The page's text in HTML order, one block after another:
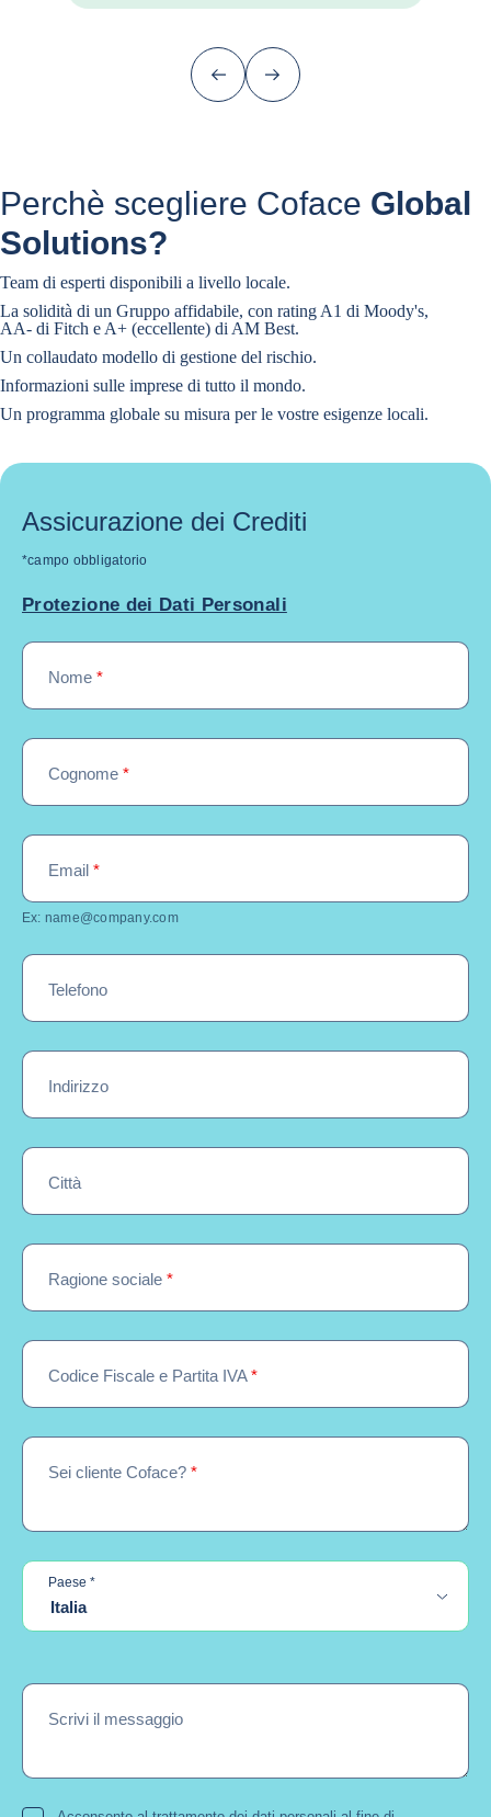
PrecedenteSuccessivo
Perchè scegliere Coface Global
Solutions?
Team di esperti disponibili a livello locale.
La solidità di un Gruppo affidabile, con rating A1 di Moody's,
AA- di Fitch e A+ (eccellente) di AM Best.
Un collaudato modello di gestione del rischio.
Informazioni sulle imprese di tutto il mondo.
Un programma globale su misura per le vostre esigenze locali.
Assicurazione dei Crediti
*campo obbligatorio
Protezione dei Dati Personali
Nome *
Cognome *
Email *
Ex: name@company.com
Telefono
Indirizzo
Città
Ragione sociale *
Codice Fiscale e Partita IVA*
Sei cliente Coface? *
Paese *required
Italia
Scrivi il messaggio